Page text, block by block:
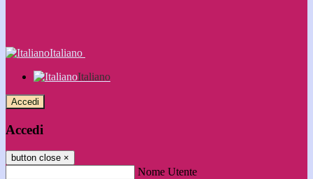
Italiano
Italiano
Accedi
Accedi
button close ×
Nome Utente